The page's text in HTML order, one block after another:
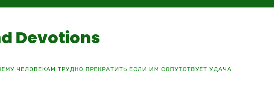
Devotions
ЧЕЛОВЕКАМ ТРУДНО ПРЕКРАТИТЬ ЕСЛИ ИМ СОПУТСТВУЕТ УДАЧА